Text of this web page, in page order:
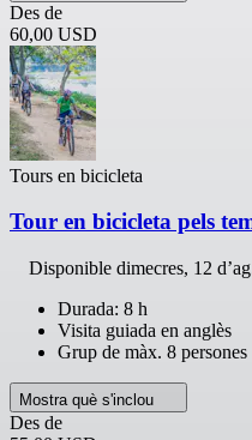
Des de
60,00 USD
Tours en bicicleta
Tour en bicicleta pels
Disponible dimecres, 12
Durada: 8 h
Visita guiada en anglès
Grup de màx. 8 persones
Mostra què s'inclou
Des de